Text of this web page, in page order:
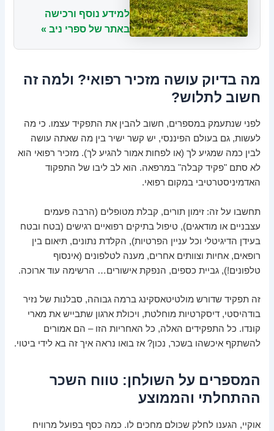
למידע נוסף ורכישה
באתר של ספרי ניב »
מה בדיוק עושה מזכיר רפואי? ולמה זה
חשוב לתלוש?
לפני שנתעמק במספרים, חשוב להבין את התפקיד עצמו. כי מה
לעשות, גם בעולם הפיננסי, יש קשר ישיר בין מה שאתה עושה
לבין כמה שמגיע לך (או לפחות אמור להגיע לך). מזכיר רפואי הוא
לא סתם "פקיד קבלה" במרפאה. הוא לב ליבו של התפקוד
האדמיניסטרטיבי במקום רפואי.
תחשבו על זה: זימון תורים, קבלת מטופלים (הרבה פעמים
עצבניים או מודאגים), טיפול בתיקים רפואיים רגישים (בטח ובטח
בעידן הדיגיטלי וכל עניין הפרטיות), הקלדת נתונים, תיאום בין
רופאים, אחיות וצוותים אחרים, מענה לטלפונים (אינסוף
טלפונים!), גביית כספים, הנפקת אישורים… הרשימה עוד ארוכה.
זה תפקיד שדורש מולטיטאסקינג ברמה גבוהה, סבלנות של נזיר
בודהיסטי, דיסקרטיות מוחלטת, ויכולת ארגון שתבייש את מארי
קונדו. כל התפקידים האלה, כל האחריות הזו – הם אמורים
להשתקף איכשהו בשכר, נכון? אז בואו נראה איך זה בא לידי ביטוי.
המספרים על השולחן: טווח השכר
ההתחלתי והממוצע
אוקיי, הגענו לחלק שכולם מחכים לו. כמה כסף בפועל מרוויח